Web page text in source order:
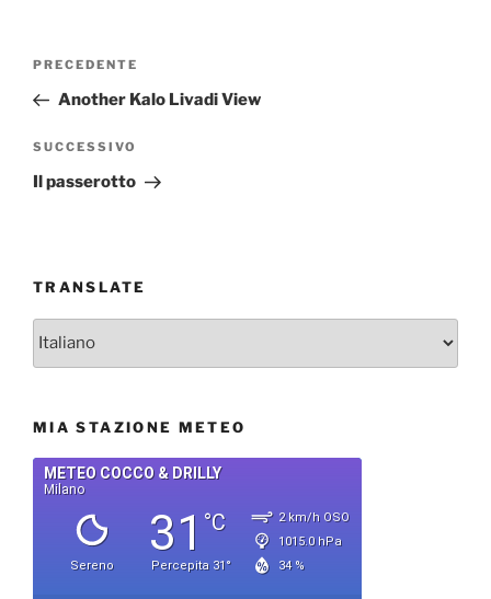
Navigazione
Articolo
precedente:
PRECEDENTE
Another Kalo Livadi View
Articolo
successivo
SUCCESSIVO
Il passerotto
TRANSLATE
MIA STAZIONE METEO